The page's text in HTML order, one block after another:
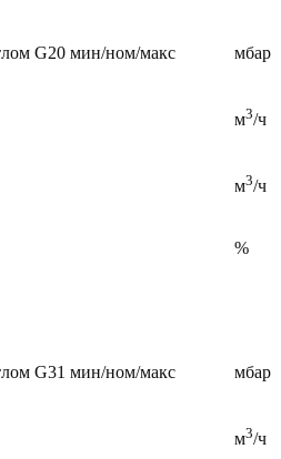
G20 мин/ном/макс мбар
м3/ч
м3/ч
%
G31 мин/ном/макс мбар
м3/ч